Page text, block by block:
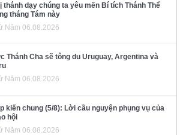
thánh dạy chúng ta yêu mến Bí tích Thánh Thể
tháng Tám này
Năm 06.08.2026
Thánh Cha sẽ tông du Uruguay, Argentina và
Năm 06.08.2026
kiến chung (5/8): Lời cầu nguyện phụng vụ của
hội
Năm 06.08.2026